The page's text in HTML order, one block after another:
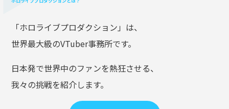
ホロライブプロダクションとは？
「ホロライブプロダクション」は、
世界最大級のVTuber事務所です。
日本発で世界中のファンを熱狂させる、
我々の挑戦を紹介します。